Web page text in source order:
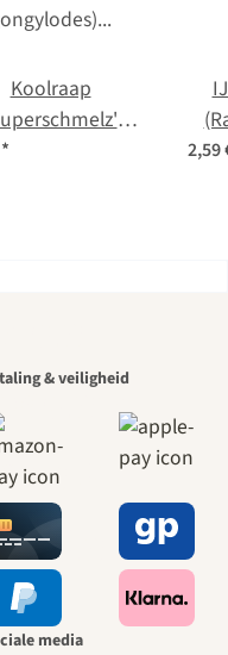
Koolraap
oleracea var.
* 2,59
de
& veiligheid
media